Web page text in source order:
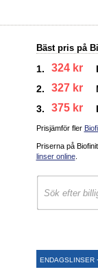
Bäst pris på
1. 324 kr
2. 327 kr
3. 375 kr
Prisjämför fler
Priserna på
linser online.
ENDAGSLINSER-